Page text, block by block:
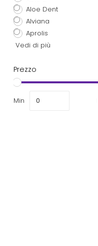
Aloe Dent
Alviana
Aprolis
Vedi di più
Prezzo
Min